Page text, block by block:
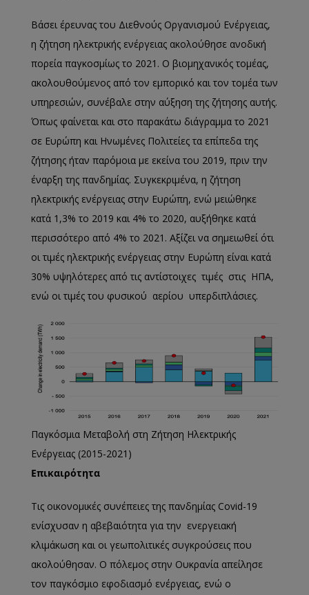
Βάσει έρευνας του Διεθνούς Οργανισμού Ενέργειας,
η ζήτηση ηλεκτρικής ενέργειας ακολούθησε ανοδική
πορεία παγκοσμίως το 2021. Ο βιομηχανικός τομέας,
ακολουθούμενος από τον εμπορικό και τον τομέα των
υπηρεσιών, συνέβαλε στην αύξηση της ζήτησης αυτής.
Όπως φαίνεται και στο παρακάτω διάγραμμα το 2021
σε Ευρώπη και Ηνωμένες Πολιτείες τα επίπεδα της
ζήτησης ήταν παρόμοια με εκείνα του 2019, πριν την
έναρξη της πανδημίας. Συγκεκριμένα, η ζήτηση
ηλεκτρικής ενέργειας στην Ευρώπη, ενώ μειώθηκε
κατά 1,3% το 2019 και 4% το 2020, αυξήθηκε κατά
περισσότερο από 4% το 2021. Αξίζει να σημειωθεί ότι
οι τιμές ηλεκτρικής ενέργειας στην Ευρώπη είναι κατά
30% υψηλότερες από τις αντίστοιχες τιμές στις ΗΠΑ,
ενώ οι τιμές του φυσικού αερίου υπερδιπλάσιες.
Παγκόσμια Μεταβολή στη Ζήτηση Ηλεκτρικής
Ενέργειας (2015-2021)
Επικαιρότητα
Τις οικονομικές συνέπειες της πανδημίας Covid-19
ενίσχυσαν η αβεβαιότητα για την ενεργειακή
κλιμάκωση και οι γεωπολιτικές συγκρούσεις που
ακολούθησαν. Ο πόλεμος στην Ουκρανία απείλησε
τον παγκόσμιο εφοδιασμό ενέργειας, ενώ ο